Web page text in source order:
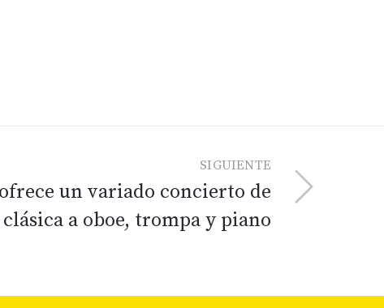
SIGUIENTE
ofrece un variado concierto de
a oboe, trompa y piano